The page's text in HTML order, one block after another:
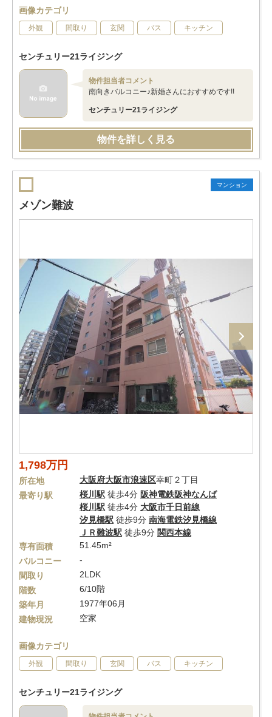
画像カテゴリ
外観 間取り 玄関 バス キッチン
センチュリー21ライジング
物件担当者コメント
南向きバルコニー♪新婚さんにおすすめです!!
センチュリー21ライジング
物件を詳しく見る
マンション
メゾン難波
1,798万円
所在地 大阪府大阪市浪速区幸町２丁目
最寄り駅
桜川駅 徒歩4分 阪神電鉄阪神なんば
桜川駅 徒歩4分 大阪市千日前線
汐見橋駅 徒歩9分 南海電鉄汐見橋線
ＪＲ難波駅 徒歩9分 関西本線
専有面積
51.45m²
バルコニー
-
間取り
2LDK
階数
6/10階
築年月
1977年06月
建物現況
空家
画像カテゴリ
外観 間取り 玄関 バス キッチン
センチュリー21ライジング